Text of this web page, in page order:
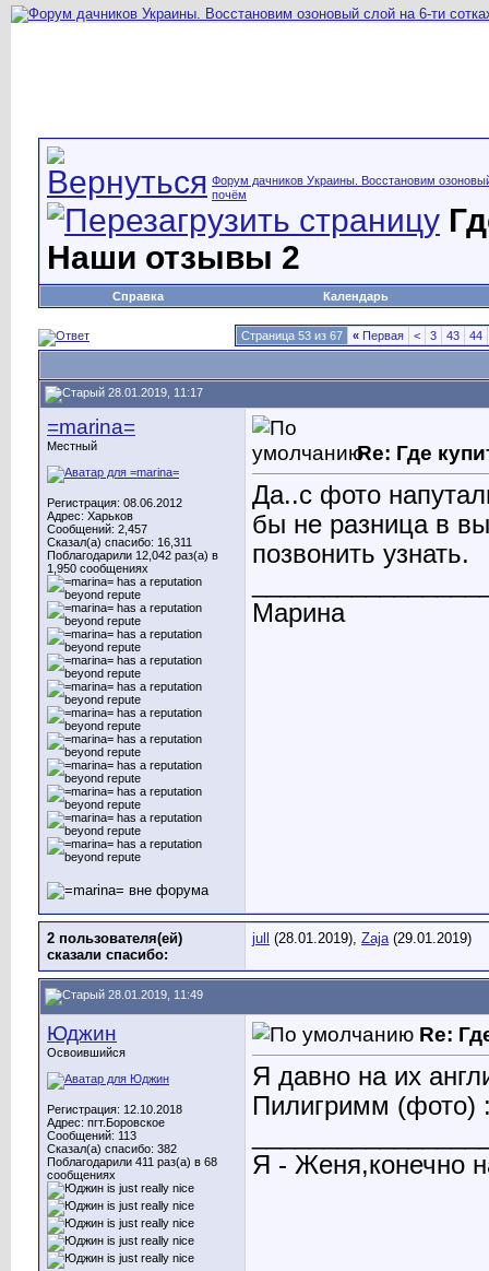
Форум дачников Украины. Восстановим
почём
Наши отзывы 2
Справка Календарь
Страница 53 из 67 « Первая < 3 43 44
28.01.2019, 11:17
=marina=
Местный
Регистрация: 08.06.2012
Адрес: Харьков
Сообщений: 2,457
Сказал(а) спасибо: 16,311
Поблагодарили 12,042 раз(а) в
1,950 сообщениях
Re: Где
Да..с фото
бы не разница в
позвонить узнать.
Марина
2 пользователя(ей)
сказали cпасибо:
jull (28.01.2019), Zaja(29.01.2019)
28.01.2019, 11:49
Юджин
Освоившийся
Регистрация: 12.10.2018
Адрес: пгт.Боровское
Сообщений: 113
Сказал(а) спасибо: 382
Поблагодарили 411 раз(а) в 68
сообщениях
Re:
Я давно на их
Пилигримм (фото)
Я - Женя,конечно